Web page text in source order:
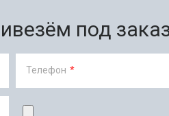
под
Телефон *